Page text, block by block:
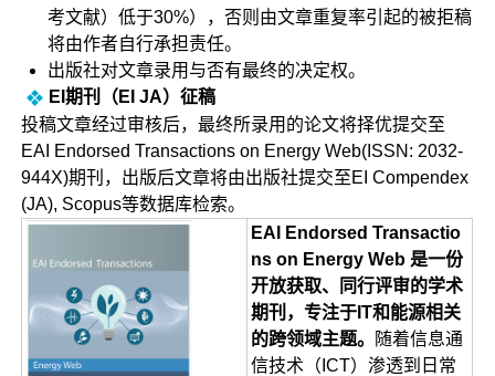
考文献）低于30%），否则由文章重复率引起的被拒稿
将由作者自行承担责任。
出版社对文章录用与否有最终的决定权。
EI期刊（EI JA）征稿
投稿文章经过审核后，最终所录用的论文将择优提交至
EAI Endorsed Transactions on Energy Web(ISSN: 2032-
944X)期刊，出版后文章将由出版社提交至EI Compendex
(JA), Scopus等数据库检索。
EAI Endorsed Transactio
ns on Energy Web 是一份
开放获取、同行评审的学术
期刊，专注于IT和能源相关
的跨领域主题。
随着信息通
信技术（ICT）渗透到日常